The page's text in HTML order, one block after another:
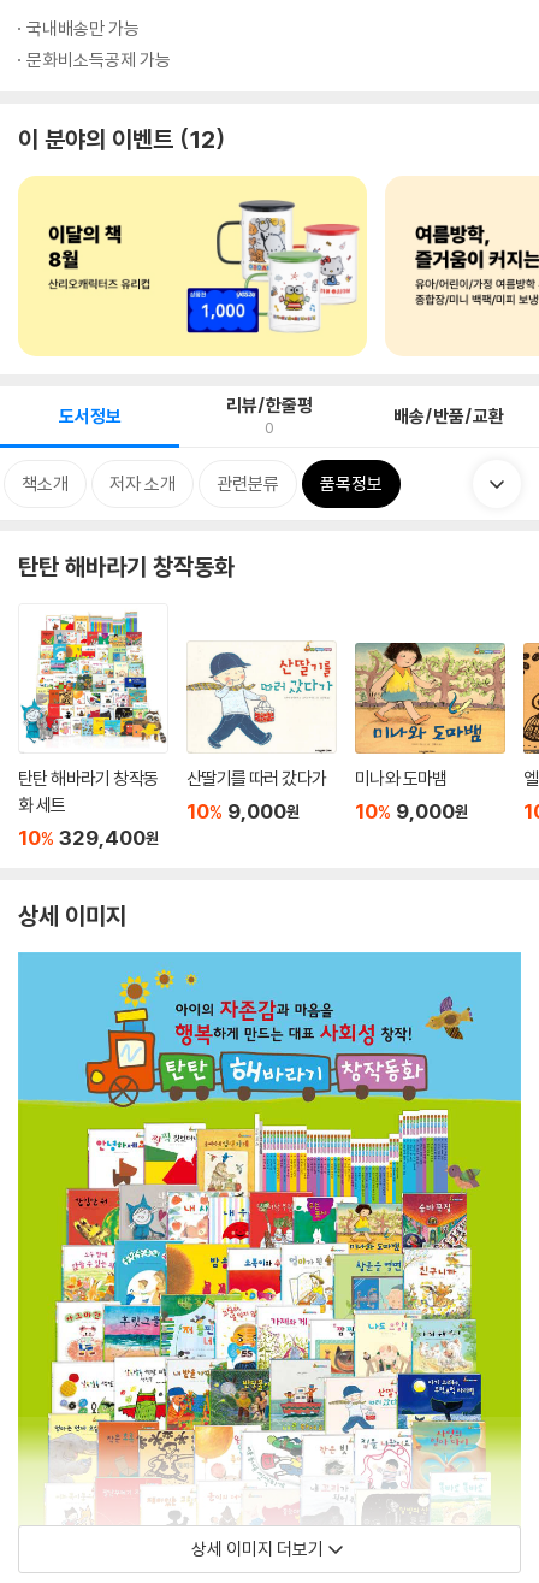
국내배송만 가능
문화비소득공제 가능
이 분야의 이벤트 12
도서정보 리뷰/한줄평
0 배송/반품/교환
책소개 저자 소개 관련분류 품목정보
탄탄 해바라기 창작동화
탄탄 해바라기 창작동
화 세트
10% 329,400원
산딸기를 따러 갔다가
10% 9,000원
미나와 도마뱀
10% 9,000원
상세 이미지
상세 이미지 더보기